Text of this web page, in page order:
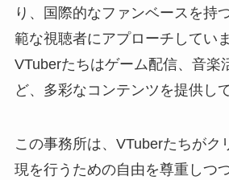
り、国際的なファンベースを持
範な視聴者にアプローチしてい
VTuberたちはゲーム配信、音楽
ど、多彩なコンテンツを提供し
この事務所は、VTuberたちがク
現を行うための自由を尊重しつ